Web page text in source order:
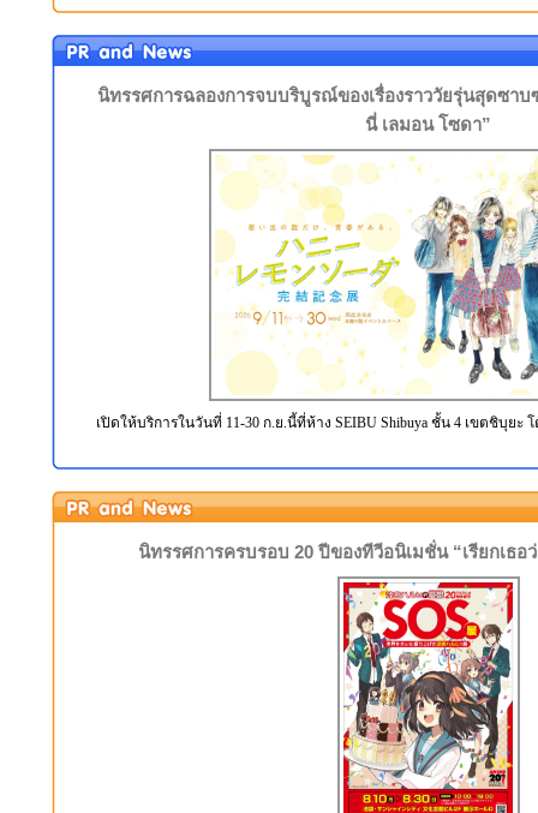
นิทรรศการฉลองการจบบริบูรณ์ของเรื่องราววัยรุ่นสุดซาบ
นี่ เลมอน โซดา”
เปิดให้บริการในวันที่ 11-30 ก.ย.นี้ที่ห้าง SEIBU Shibuya ชั้น 4 เขตชิบุยะ โ
นิทรรศการครบรอบ 20 ปีของทีวีอนิเมชั่น “เรียกเธอ